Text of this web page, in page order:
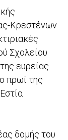
Κρεστένων
Σχολείου
ευρείας
πρωί της
δομής του